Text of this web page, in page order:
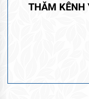
THĂM KÊNH